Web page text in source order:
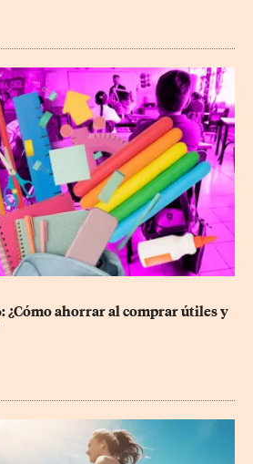
¿Cómo ahorrar al comprar útiles y